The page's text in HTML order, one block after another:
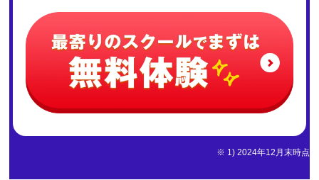
※ 1) 2024年12月末時点